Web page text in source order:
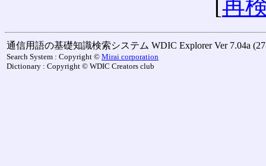
再
通信用語の基礎知識検索システム WDIC Explorer Ver 7.04a
Search System : Copyright © Mirai corporation
Dictionary : Copyright © WDIC Creators club